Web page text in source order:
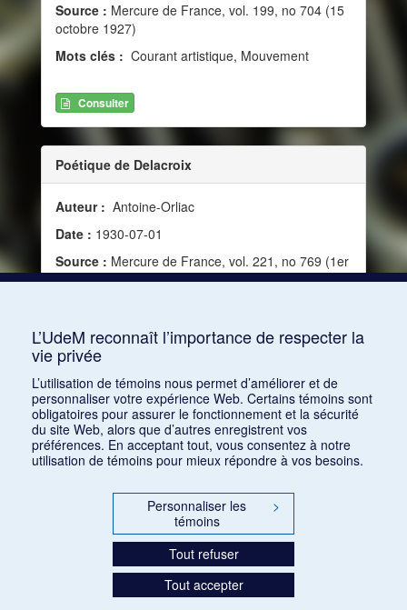
Source : Mercure de France, vol. 199, no 704 (15
octobre 1927)
Mots clés : Courant artistique, Mouvement
Consulter
Poétique de Delacroix
Auteur : Antoine-Orliac
Date : 1930-07-01
Source : Mercure de France, vol. 221, no 769 (1er
juillet 1930)
L’UdeM reconnaît l’importance de respecter la
vie privée
L’utilisation de témoins nous permet d’améliorer et de
personnaliser votre expérience Web. Certains témoins sont
obligatoires pour assurer le fonctionnement et la sécurité
du site Web, alors que d’autres enregistrent vos
préférences. En acceptant tout, vous consentez à notre
utilisation de témoins pour mieux répondre à vos besoins.
Personnaliser les
témoins
>
Tout refuser
Tout accepter